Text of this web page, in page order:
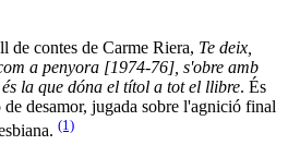
de contes de Carme Riera, Te deix,
a penyora [1974-76], s'obre amb
la que dóna el títol a tot el llibre. És
de desamor, jugada sobre l'agnició final
(1)